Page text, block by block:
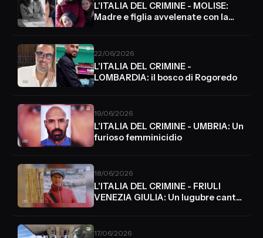
L'ITALIA DEL CRIMINE - MOLISE:
Madre e figlia avvelenate con la
22/06/2026
L'ITALIA DEL CRIMINE -
LOMBARDIA: il bosco di Rogoredo
19/06/2026
L'ITALIA DEL CRIMINE - UMBRIA: Un
furioso femminicidio
18/06/2026
L'ITALIA DEL CRIMINE - FRIULI
VENEZIA GIULIA: Un lugubre canto
17/06/2026